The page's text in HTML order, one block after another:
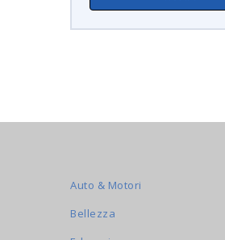
Auto & Motori
Bellezza